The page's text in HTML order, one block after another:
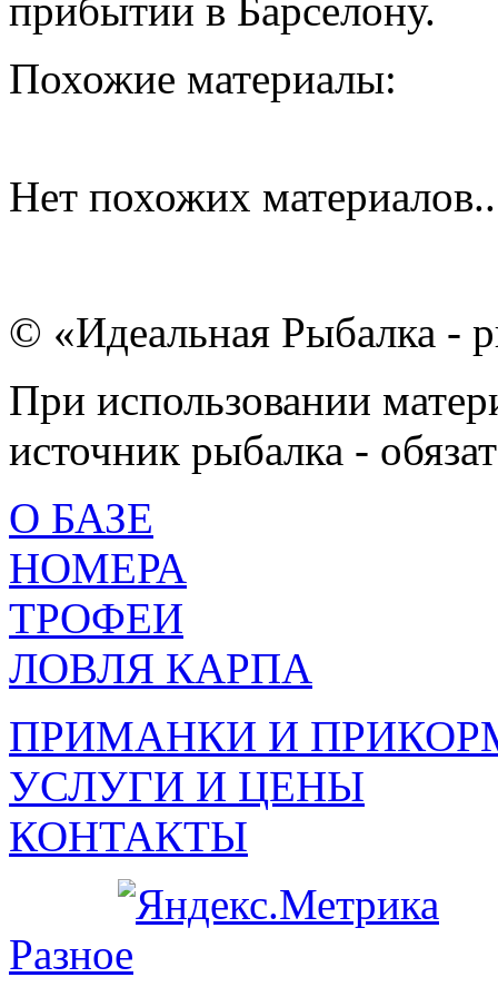
прибытии в Барселону.
Похожие материалы:
Нет похожих
© «Идеальная Рыбалка -
При использовании
источник рыбалка -
О БАЗЕ
НОМЕРА
ТРОФЕИ
ЛОВЛЯ КАРПА
ПРИМАНКИ И
УСЛУГИ И ЦЕНЫ
КОНТАКТЫ
Разное